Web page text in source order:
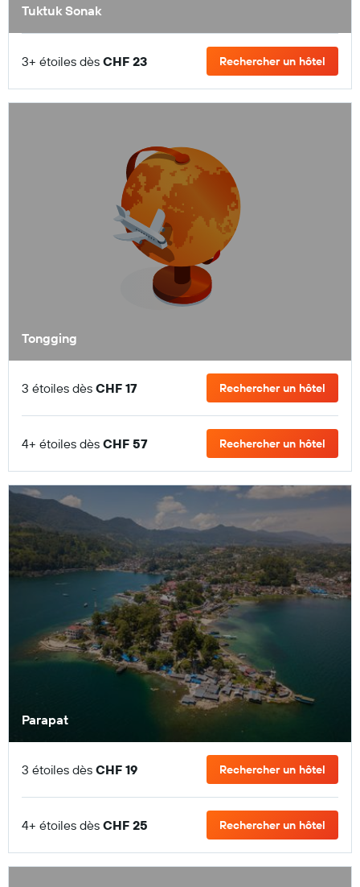
Tuktuk Sonak
3+ étoiles dès CHF 23 Rechercher un hôtel
Tongging
3 étoiles dès CHF 17 Rechercher un hôtel
4+ étoiles dès CHF 57 Rechercher un hôtel
Parapat
3 étoiles dès CHF 19 Rechercher un hôtel
4+ étoiles dès CHF 25 Rechercher un hôtel